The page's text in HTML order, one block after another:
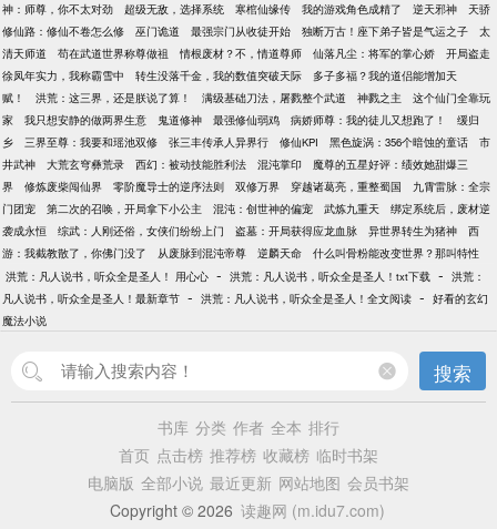
神：师尊，你不太对劲
超级无敌，选择系统 寒棺仙缘传 我的游戏角色成精了 逆天邪神
天骄
修仙路：修仙不卷怎么修
巫门诡道 最强宗门从收徒开始 独断万古！座下弟子皆是气运之子
太
清天师道
苟在武道世界称尊做祖 情根废材？不，情道尊师 仙落凡尘：将军的掌心娇
开局盗走
徐凤年实力，我称霸雪中
转生没落千金，我的数值突破天际
多子多福？我的道侣能增加天
赋！
洪荒：这三界，还是朕说了算！ 满级基础刀法，屠戮整个武道 神戮之主
这个仙门全靠玩
家
我只想安静的做两界生意 鬼道修神 最强修仙弱鸡 病娇师尊：我的徒儿又想跑了！
缓归
乡
三界至尊：我要和瑶池双修 张三丰传承人异界行 修仙KPI 黑色旋涡：356个暗蚀的童话
市
井武神
大荒玄穹彝荒录 西幻：被动技能胜利法 混沌掌印
魔尊的五星好评：绩效她甜爆三
界
修炼废柴闯仙界 零阶魔导士的逆序法则 双修万界 穿越诸葛亮，重整蜀国
九霄雷脉：全宗
门团宠
第二次的召唤，开局拿下小公主 混沌：创世神的偏宠 武炼九重天
绑定系统后，废材逆
袭成永恒
综武：人刚还俗，女侠们纷纷上门 盗墓：开局获得应龙血脉 异世界转生为猪神
西
游：我截教散了，你佛门没了
从废脉到混沌帝尊 逆麟天命
什么叫骨粉能改变世界？那叫特性
洪荒：凡人说书，听众全是圣人！ 用心心 - 洪荒：凡人说书，听众全是圣人！txt下载 - 洪荒：
凡人说书，听众全是圣人！最新章节 - 洪荒：凡人说书，听众全是圣人！全文阅读 - 好看的玄幻
魔法小说
搜索
书库 分类 作者 全本 排行
首页 点击榜 推荐榜 收藏榜 临时书架
电脑版 全部小说 最近更新 网站地图 会员书架
Copyright © 2026 读趣网 (m.idu7.com)